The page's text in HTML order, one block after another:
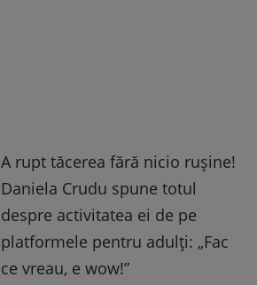
A rupt tăcerea fără nicio rușine!
Daniela Crudu spune totul
despre activitatea ei de pe
platformele pentru adulți: „Fac
ce vreau, e wow!”